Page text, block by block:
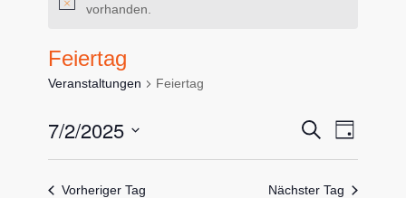
vorhanden.
Feiertag
Veranstaltungen Feiertag
Suche
und
Suche
Tag
7/2/2025
Vorheriger Tag Nächster Tag